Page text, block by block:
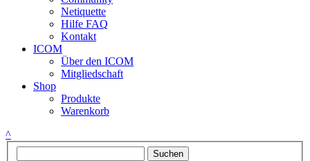
Netiquette
Hilfe FAQ
Kontakt
ICOM
Über den ICOM
Mitgliedschaft
Shop
Produkte
Warenkorb
^
Suchen